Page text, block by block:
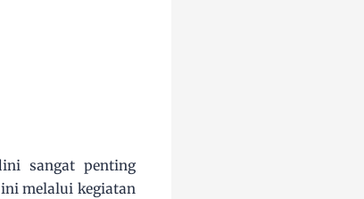
sangat penting
melalui kegiatan